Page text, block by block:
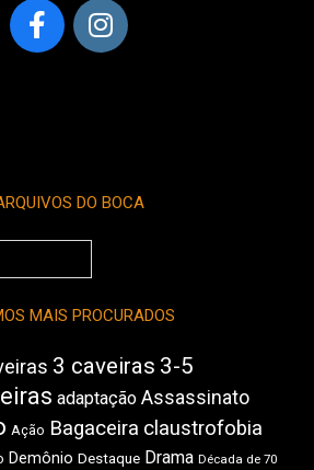
DO BOCA
MAIS PROCURADOS
3 caveiras 3-5
adaptação Assassinato
Ação Bagaceira claustrofobia
Demônio Destaque Drama Década de 70